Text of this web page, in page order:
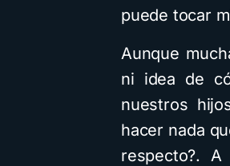
puede tocar
Aunque
ni idea de
nuestros
hacer nada
respecto?.